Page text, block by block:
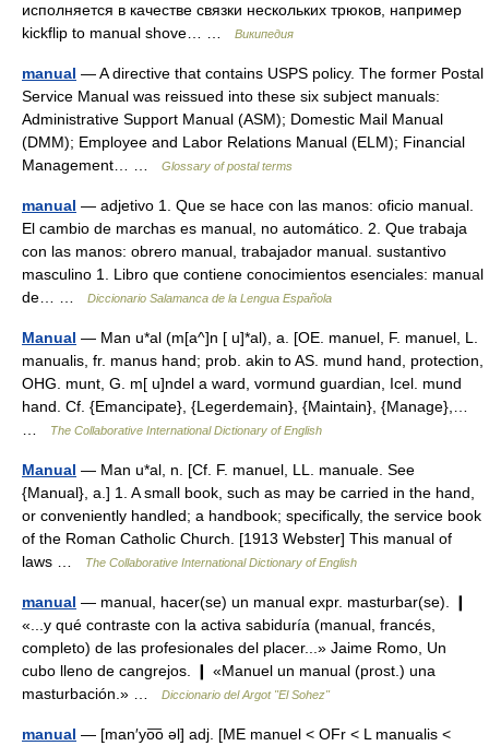
исполняется в качестве связки нескольких трюков, например
kickflip to manual shove… …
Википедия
manual — A directive that contains USPS policy. The former Postal
Service Manual was reissued into these six subject manuals:
Administrative Support Manual (ASM); Domestic Mail Manual
(DMM); Employee and Labor Relations Manual (ELM); Financial
Management… …
Glossary of postal terms
manual — adjetivo 1. Que se hace con las manos: oficio manual.
El cambio de marchas es manual, no automático. 2. Que trabaja
con las manos: obrero manual, trabajador manual. sustantivo
masculino 1. Libro que contiene conocimientos esenciales: manual
de… …
Diccionario Salamanca de la Lengua Española
Manual — Man u*al (m[a^]n [ u]*al), a. [OE. manuel, F. manuel, L.
manualis, fr. manus hand; prob. akin to AS. mund hand, protection,
OHG. munt, G. m[ u]ndel a ward, vormund guardian, Icel. mund
hand. Cf. {Emancipate}, {Legerdemain}, {Maintain}, {Manage},…
The Collaborative International Dictionary of English
Manual — Man u*al, n. [Cf. F. manuel, LL. manuale. See
{Manual}, a.] 1. A small book, such as may be carried in the hand,
or conveniently handled; a handbook; specifically, the service book
of the Roman Catholic Church. [1913 Webster] This manual of
laws …
The Collaborative International Dictionary of English
manual — manual, hacer(se) un manual expr. masturbar(se). ❙
«...y qué contraste con la activa sabiduría (manual, francés,
completo) de las profesionales del placer...» Jaime Romo, Un
cubo lleno de cangrejos. ❙ «Manuel un manual (prost.) una
masturbación.» …
Diccionario del Argot "El Sohez"
manual — [man′yo͞o əl] adj. [ME manuel < OFr < L manualis <